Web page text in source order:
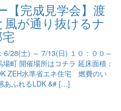
【完成見学会】渡
風が通り抜けるナ
28(土) ～ 7/13(日) １０：００～
町 開催場所はコチラ 延床面積：
ZEH水準省エネ住宅 燃費のい
ふれるLDK &# […]